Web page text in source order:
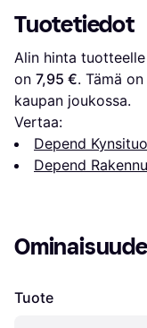
Tuotetiedot
Alin hinta tuotteelle
on 7,95 €. Tämä
kaupan joukossa.
Vertaa:
Depend
Depend
Tuote